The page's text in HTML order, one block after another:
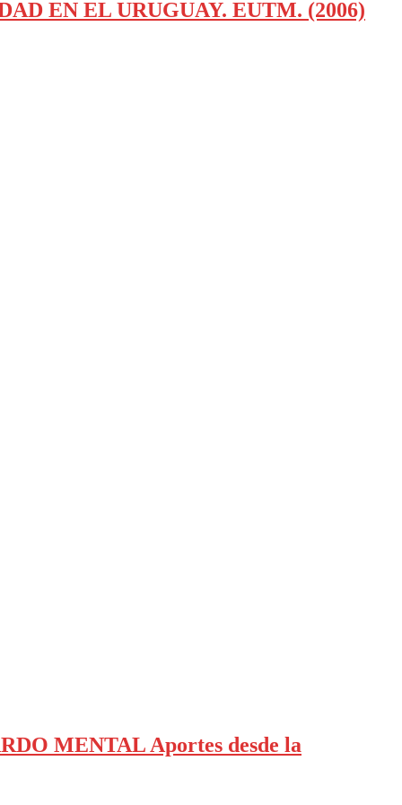
EN EL URUGUAY. EUTM. (2006)
MENTAL Aportes desde la